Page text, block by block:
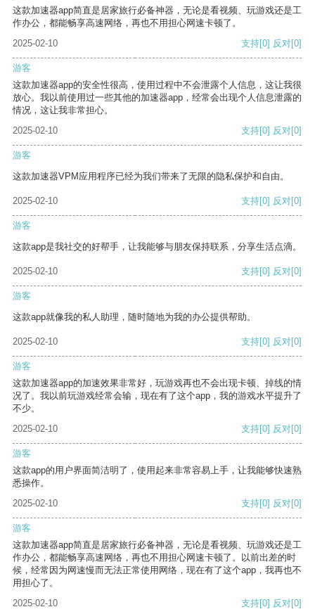
这款加速器app简直是居家旅行必备神器，无论是看视频、玩游戏还是工
作办公，都能畅享高速网络，再也不用担心网速卡顿了。
2025-02-10
支持[0] 反对[0]
游客
这款加速器app的安全性很高，使用过程中不会泄露个人信息，这让我很
放心。我以前使用过一些其他的加速器app，经常会出现个人信息泄露的
情况，这让我非常担心。
2025-02-10
支持[0] 反对[0]
游客
这款加速器VPM应用程序已经为我们带来了无限的隐私保护和自由。
2025-02-10 支持[0] 反对[0]
游客
这款app是我社交的好帮手，让我能够与朋友保持联系，分享生活点滴。
2025-02-10 支持[0] 反对[0]
游客
这款app就像我的私人助理，随时随地为我的办公提供帮助。
2025-02-10 支持[0] 反对[0]
游客
这款加速器app的加速效果非常好，玩游戏再也不会出现卡顿、掉线的情
况了。我以前玩游戏经常会输，现在有了这个app，我的游戏水平提升了
不少。
2025-02-10
支持[0] 反对[0]
游客
这款app的用户界面简洁明了，使用起来非常容易上手，让我能够快速熟
悉操作。
2025-02-10
支持[0] 反对[0]
游客
这款加速器app简直是居家旅行必备神器，无论是看视频、玩游戏还是工
作办公，都能畅享高速网络，再也不用担心网速卡顿了。以前出差的时
候，经常因为网速慢而无法正常使用网络，现在有了这个app，我再也不
用担心了。
2025-02-10
支持[0] 反对[0]